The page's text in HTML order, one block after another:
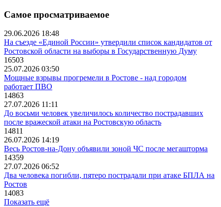
Самое просматриваемое
29.06.2026 18:48
На съезде «Единой России» утвердили список кандидатов от
Ростовской области на выборы в Государственную Думу
16503
25.07.2026 03:50
Мощные взрывы прогремели в Ростове - над городом
работает ПВО
14863
27.07.2026 11:11
До восьми человек увеличилось количество пострадавших
после вражеской атаки на Ростовскую область
14811
26.07.2026 14:19
Весь Ростов-на-Дону объявили зоной ЧС после мегашторма
14359
27.07.2026 06:52
Два человека погибли, пятеро пострадали при атаке БПЛА на
Ростов
14083
Показать ещё